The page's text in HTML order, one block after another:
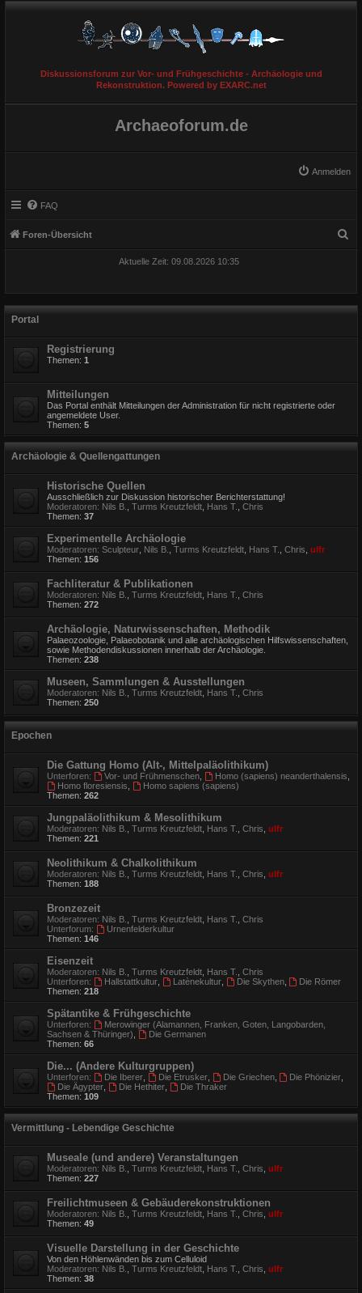
Diskussionsforum zur Vor- und Frühgeschichte - Archäologie und
Rekonstruktion. Powered by EXARC.net
Archaeoforum.de
Anmelden
FAQ
Foren-Übersicht
Aktuelle Zeit: 09.08.2026 10:35
Portal
Registrierung
Themen: 1
Mitteilungen
Das Portal enthält Mitteilungen der Administration für nicht registrierte oder
angemeldete User.
Themen: 5
Archäologie & Quellengattungen
Historische Quellen
Ausschließlich zur Diskussion historischer Berichterstattung!
Moderatoren: Nils B. Turms Kreutzfeldt Hans T.
Chris
Themen: 37
Experimentelle Archäologie
Moderatoren: Sculpteur Nils B. Turms Kreutzfeldt Hans T. Chris ulfr
Themen: 156
Fachliteratur & Publikationen
Moderatoren: Nils B. Turms Kreutzfeldt Hans T.
Chris
Themen: 272
Archäologie, Naturwissenschaften, Methodik
Palaeozoologie, Palaeobotanik und alle archäologischen Hilfswissenschaften,
sowie Methodendiskussionen innerhalb der Archäologie.
Themen: 238
Museen, Sammlungen & Ausstellungen
Moderatoren: Nils B. Turms Kreutzfeldt Hans T.
Chris
Themen: 250
Epochen
Die Gattung Homo (Alt-, Mittelpaläolithikum)
Unterforen: Vor- und Frühmenschen, Homo (sapiens) neanderthalensis
Homo floresiensis
Homo sapiens (sapiens)
Themen: 262
Jungpaläolithikum & Mesolithikum
Moderatoren: Nils B. Turms Kreutzfeldt Hans T. Chris ulfr
Themen: 221
Neolithikum & Chalkolithikum
Moderatoren: Nils B. Turms Kreutzfeldt Hans T. Chris ulfr
Themen: 188
Bronzezeit
Moderatoren: Nils B. Turms Kreutzfeldt Hans T.
Chris
Unterforum:
Urnenfelderkultur
Themen: 146
Eisenzeit
Moderatoren: Nils B. Turms Kreutzfeldt Hans T.
Chris
Unterforen:
Hallstattkultur, Latènekultur, Die Skythen,
Die Römer
Themen: 218
Spätantike & Frühgeschichte
Unterforen:
Merowinger (Alamannen, Franken, Goten, Langobarden,
Sachsen & Thüringer)
Die Germanen
Themen: 66
Die... (Andere Kulturgruppen)
Unterforen: Die Iberer, Die Etrusker, Die Griechen, Die Phönizier
Die Ägypter, Die Hethiter,
Die Thraker
Themen: 109
Vermittlung - Lebendige Geschichte
Museale (und andere) Veranstaltungen
Moderatoren: Nils B. Turms Kreutzfeldt Hans T. Chris ulfr
Themen: 227
Freilichtmuseen & Gebäuderekonstruktionen
Moderatoren: Nils B. Turms Kreutzfeldt Hans T. Chris ulfr
Themen: 49
Visuelle Darstellung in der Geschichte
Von den Höhlenwänden bis zum Celluloid
Moderatoren: Nils B. Turms Kreutzfeldt Hans T. Chris ulfr
Themen: 38